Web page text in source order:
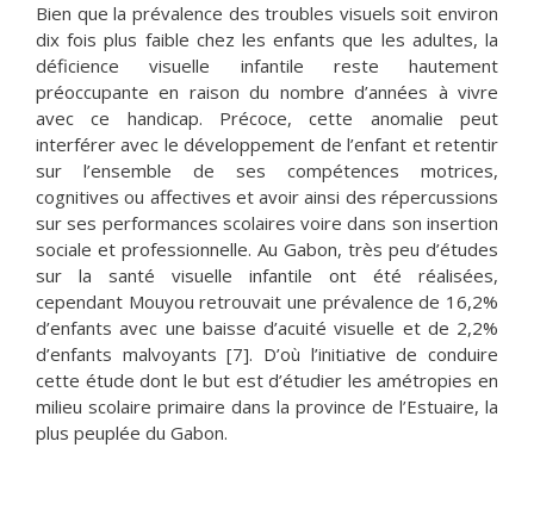
Bien que la prévalence des troubles visuels soit environ
dix fois plus faible chez les enfants que les adultes, la
déficience visuelle infantile reste hautement
préoccupante en raison du nombre d’années à vivre
avec ce handicap. Précoce, cette anomalie peut
interférer avec le développement de l’enfant et retentir
sur l’ensemble de ses compétences motrices,
cognitives ou affectives et avoir ainsi des répercussions
sur ses performances scolaires voire dans son insertion
sociale et professionnelle. Au Gabon, très peu d’études
sur la santé visuelle infantile ont été réalisées,
cependant Mouyou retrouvait une prévalence de 16,2%
d’enfants avec une baisse d’acuité visuelle et de 2,2%
d’enfants malvoyants [7]. D’où l’initiative de conduire
cette étude dont le but est d’étudier les amétropies en
milieu scolaire primaire dans la province de l’Estuaire, la
plus peuplée du Gabon.